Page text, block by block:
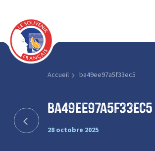
Accueil ba49ee97a5f33ec5
ba49ee97a5f33ec5
28 octobre 2025